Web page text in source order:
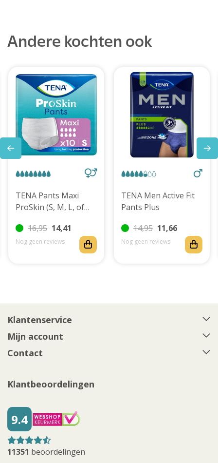
Andere kochten ook
TENA Pants Maxi
ProSkin (S, M, L, of
16,95 14,41
Nog geen reviews
TENA Men Active Fit
Pants Plus
14,95 11,66
Nog geen reviews
Klantenservice
Mijn account
Contact
Klantbeoordelingen
9.4
11351 beoordelingen